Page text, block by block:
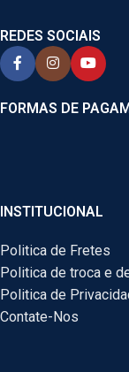
REDES SOCIAIS
FORMAS DE
INSTITUCIONAL
Politica de Fretes
Politica de troca e
Politica de
Contate-Nos